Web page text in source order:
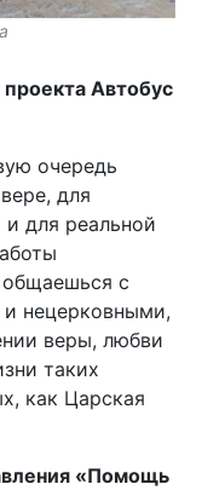
Автобус
очередь
для
для реальной
с
нецерковными,
веры, любви
таких
как Царская
«Помощь